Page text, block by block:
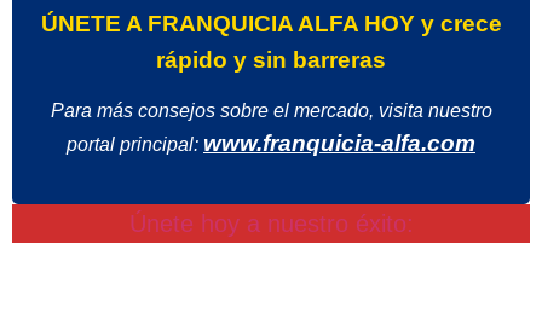
ÚNETE A FRANQUICIA ALFA HOY y crece
rápido y sin barreras
Para más consejos sobre el mercado, visita nuestro
portal principal: www.franquicia-alfa.com
Únete hoy a nuestro éxito: